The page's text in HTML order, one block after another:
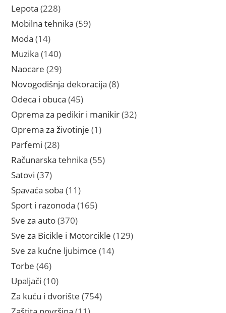
proizvod
Lepota 228228
proizvoda
Mobilna tehnika 5959
Moda 1414
proizvoda
Muzika 140140
proizvoda
Naocare 2929
proizvoda
Novogodišnja dekoracija 88
Odeca i obuca 4545
proizvoda
Oprema za pedikir i manikir 3232
Oprema za životinje 11
Parfemi 2828
proizvoda
Računarska tehnika 5555
Satovi 3737
proizvoda
Spavaća soba 1111
proizvoda
Sport i razonoda 165165
Sve za auto 370370
proizvoda
Sve za Bicikle i Motorcikle 129129
Sve za kućne ljubimce 1414
Torbe 4646
proizvoda
Upaljači 1010
proizvoda
Za kuću i dvorište 754754
11